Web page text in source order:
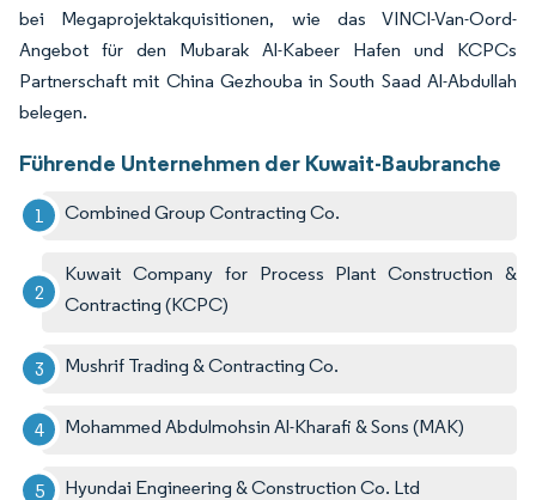
bei Megaprojektakquisitionen, wie das VINCI-Van-Oord-
Angebot für den Mubarak Al-Kabeer Hafen und KCPCs
Partnerschaft mit China Gezhouba in South Saad Al-Abdullah
belegen.
Führende Unternehmen der Kuwait-Baubranche
Combined Group Contracting Co.
Kuwait Company for Process Plant Construction &
Contracting (KCPC)
Mushrif Trading & Contracting Co.
Mohammed Abdulmohsin Al-Kharafi & Sons (MAK)
Hyundai Engineering & Construction Co. Ltd